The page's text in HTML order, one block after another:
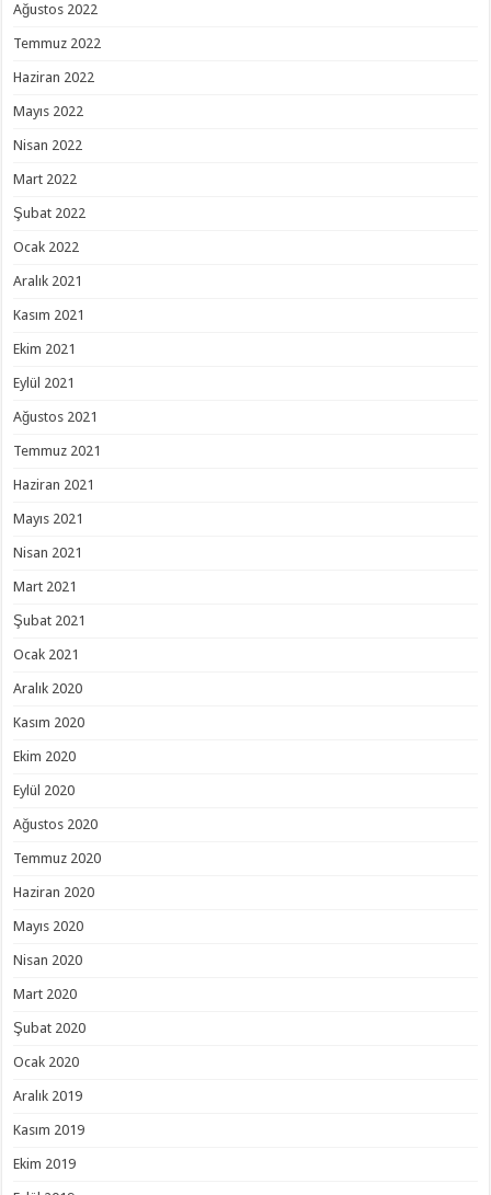
Ağustos 2022
Temmuz 2022
Haziran 2022
Mayıs 2022
Nisan 2022
Mart 2022
Şubat 2022
Ocak 2022
Aralık 2021
Kasım 2021
Ekim 2021
Eylül 2021
Ağustos 2021
Temmuz 2021
Haziran 2021
Mayıs 2021
Nisan 2021
Mart 2021
Şubat 2021
Ocak 2021
Aralık 2020
Kasım 2020
Ekim 2020
Eylül 2020
Ağustos 2020
Temmuz 2020
Haziran 2020
Mayıs 2020
Nisan 2020
Mart 2020
Şubat 2020
Ocak 2020
Aralık 2019
Kasım 2019
Ekim 2019